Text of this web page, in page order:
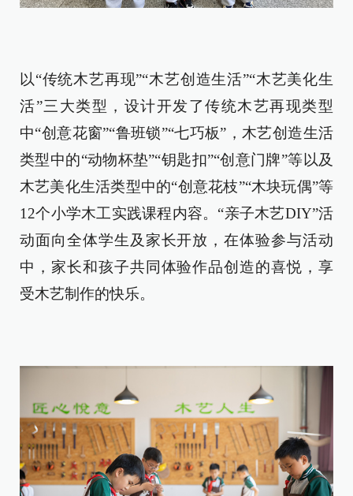
以“传统木艺再现”“木艺创造生活”“木艺美化生
活”三大类型，设计开发了传统木艺再现类型
中“创意花窗”“鲁班锁”“七巧板”，木艺创造生活
类型中的“动物杯垫”“钥匙扣”“创意门牌”等以及
木艺美化生活类型中的“创意花枝”“木块玩偶”等
12个小学木工实践课程内容。“亲子木艺DIY”活
动面向全体学生及家长开放，在体验参与活动
中，家长和孩子共同体验作品创造的喜悦，享
受木艺制作的快乐。